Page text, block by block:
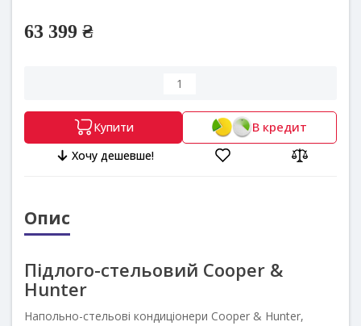
63 399 ₴
Купити В кредит
Хочу дешевше!
Опис
Підлого-стельовий Cooper &
Hunter
Напольно-стельові кондиціонери Cooper & Hunter,